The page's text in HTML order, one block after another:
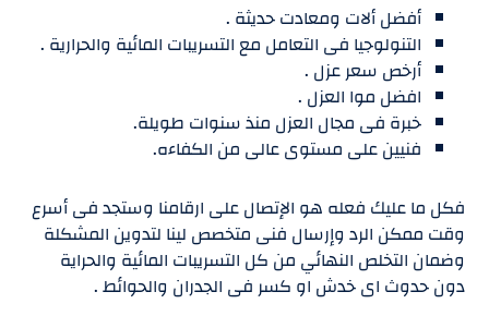
أفضل ألات ومعادت حديثة .
التنولوجيا فى التعامل مع التسريبات المائية والحرارية .
أرخص سعر عزل .
افضل موا العزل .
خبرة فى مجال العزل منذ سنوات طويلة.
فنيين على مستوى عالى من الكفاءه.
فكل ما عليك فعله هو الإتصال على ارقامنا وستجد فى أسرع
وقت ممكن الرد وإرسال فنى متخصص لينا لتدوين المشكلة
وضمان التخلص النهائي من كل التسريبات المائية والحراية
دون حدوث اى خدش او كسر فى الجدران والحوائط .